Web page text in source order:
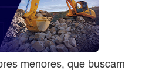
menores, que buscam